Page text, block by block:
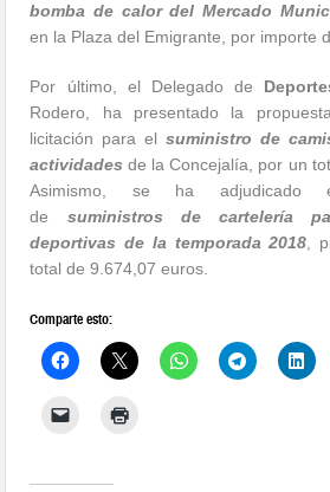
bomba de calor del Mercado
en la Plaza del Emigrante, por importe
Por último, el Delegado de
Rodero, ha presentado la
licitación para elsuministro de
actividades de la Concejalía, por un
Asimismo, se ha adjudicado
de suministros de cartelería
deportivas de la temporada 2018 ,
total de 9.674,07 euros.
Comparte esto: